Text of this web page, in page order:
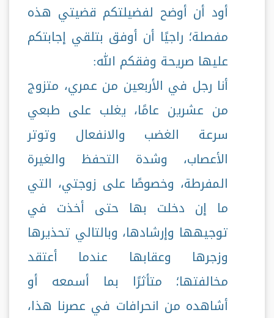
أود أن أوضح لفضيلتكم قضيتي هذه
مفصلة؛ راجيًا أن أوفق بتلقي إجابتكم
عليها صريحة وفقكم الله:
أنا رجل في الأربعين من عمري، متزوج
من عشرين عامًا، يغلب على طبعي
سرعة الغضب والانفعال وتوتر
الأعصاب، وشدة التحفظ والغيرة
المفرطة، وخصوصًا على زوجتي، التي
ما إن دخلت بها حتى أخذت في
توجيهها وإرشادها، وبالتالي تحذيرها
وزجرها وعقابها عندما أعتقد
مخالفتها؛ متأثرًا بما أسمعه أو
أشاهده من انحرافات في عصرنا هذا،